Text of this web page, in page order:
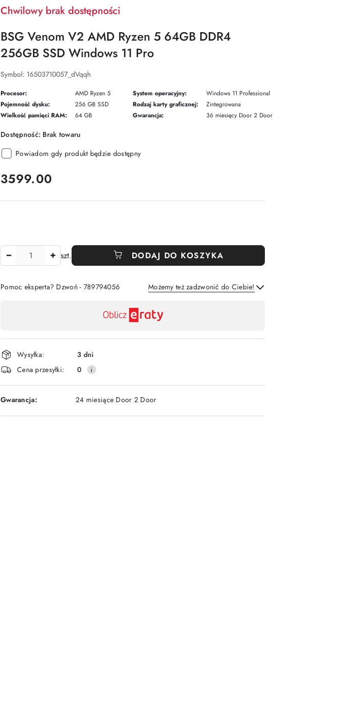
Chwilowy brak dostępności
BSG Venom V2 AMD Ryzen 5 64GB DDR4
256GB SSD Windows 11 Pro
Symbol: 16503710057_dVqqh
Procesor: AMD Ryzen 5 System operacyjny:
Windows 11 Professional
Pojemność dysku:
256 GB SSD Rodzaj karty graficznej:
Zintegrowana
Wielkość pamięci RAM:
64 GB Gwarancja: 36 miesięcy Door 2 Door
Dostępność: Brak towaru
Powiadom gdy produkt będzie dostępny
cena:
3599.00
szt. DODAJ DO KOSZYKA
Pomoc eksperta? Dzwoń - 789794056 Możemy też zadzwonić do Ciebie!
płatność
i
dostawa
Wysyłka:
3 dni
Cena przesyłki:
0
Gwarancja: 24 miesiące Door 2 Door